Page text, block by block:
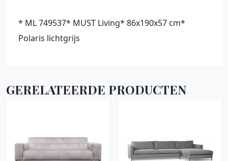
* ML 749537* MUST Living* 86x190x57 cm*
Polaris lichtgrijs
GERELATEERDE PRODUCTEN